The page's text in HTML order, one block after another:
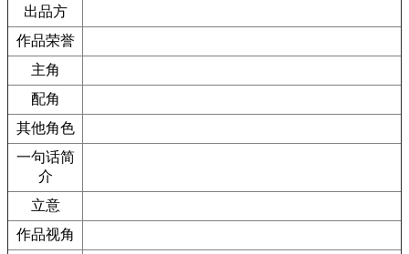
出品方
作品荣誉
主角
配角
其他角色
一句话简
介
立意
作品视角